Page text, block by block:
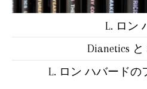
L. ロン
Dianetics と
L. ロン ハバードの